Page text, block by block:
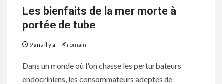
Les bienfaits de la mer morte à
portée de tube
9 ans il y a romain
Dans un monde où l'on chasse les perturbateurs
endocriniens, les consommateurs adeptes de